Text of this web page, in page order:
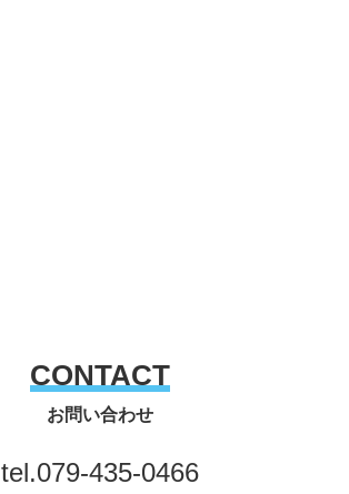
CONTACT
お問い合わせ
tel.079-435-0466